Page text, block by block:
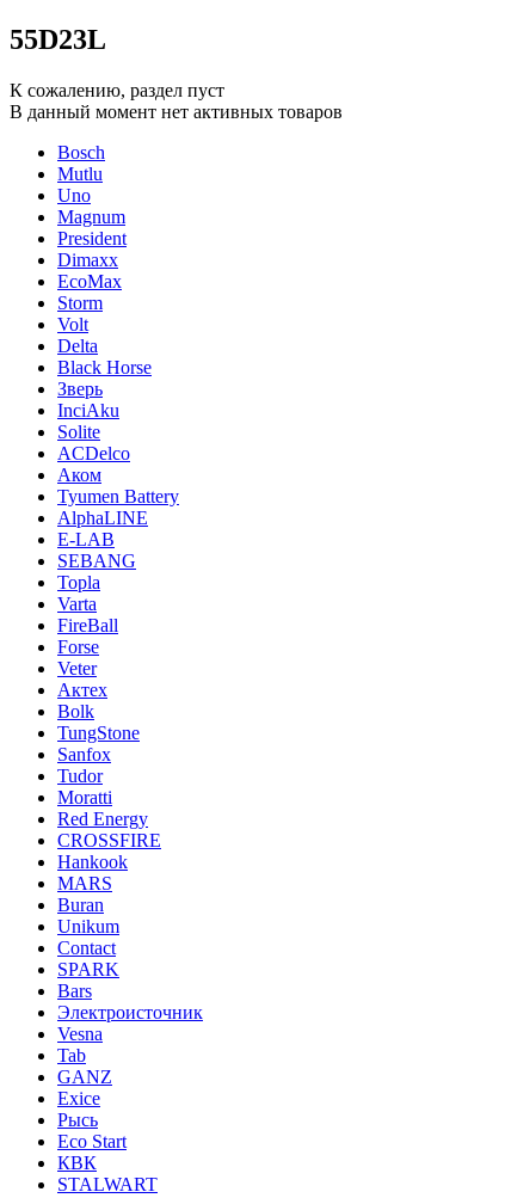
55D23L
К сожалению, раздел пуст
В данный момент нет активных товаров
Bosch
Mutlu
Uno
Magnum
President
Dimaxx
EcoMax
Storm
Volt
Delta
Black Horse
Зверь
InciAku
Solite
ACDelco
Аком
Tyumen Battery
AlphaLINE
E-LAB
SEBANG
Topla
Varta
FireBall
Forse
Veter
Актех
Bolk
TungStone
Sanfox
Tudor
Moratti
Red Energy
CROSSFIRE
Hankook
MARS
Buran
Unikum
Contact
SPARK
Bars
Электроисточник
Vesna
Tab
GANZ
Exice
Рысь
Eco Start
КВК
STALWART